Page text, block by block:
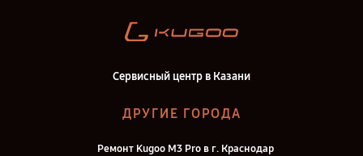
Сервисный центр в Казани
ДРУГИЕ ГОРОДА
Ремонт Kugoo M3 Pro в г. Краснодар